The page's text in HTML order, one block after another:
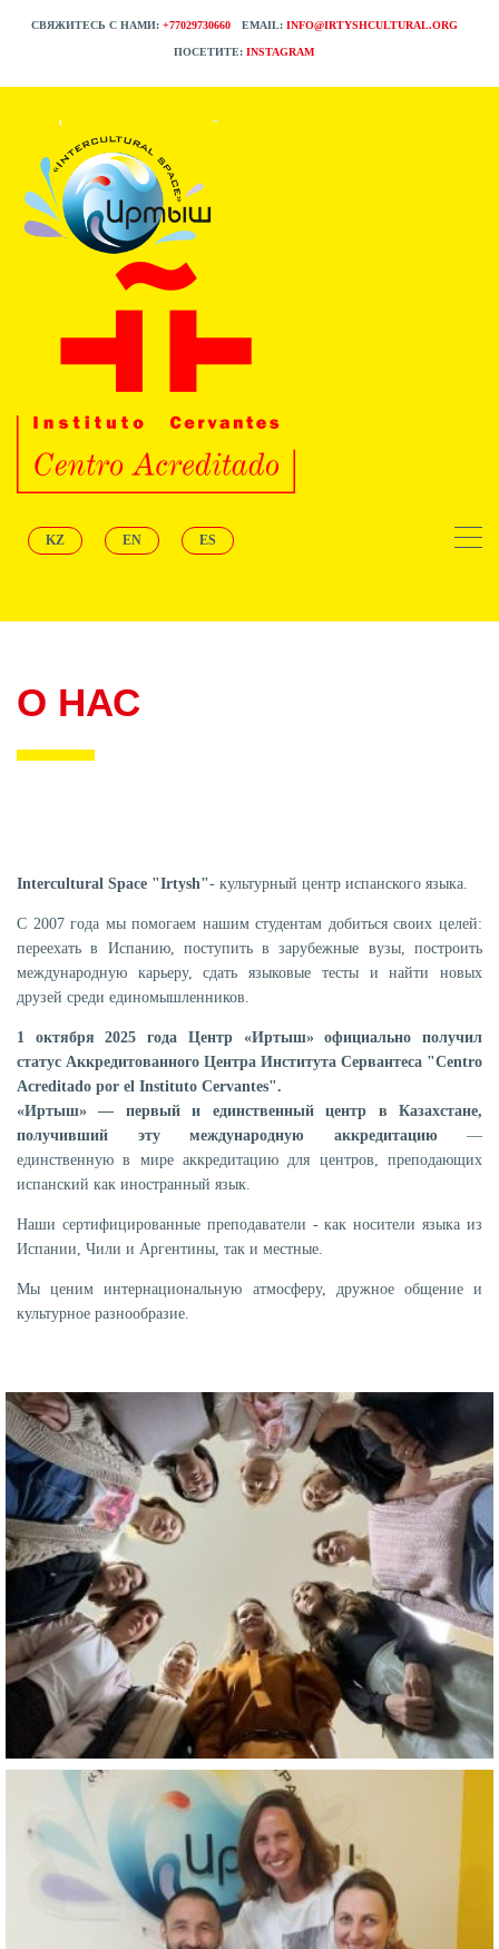
СВЯЖИТЕСЬ С НАМИ: +77029730660 EMAIL: INFO@IRTYSHCULTURAL.ORG
ПОСЕТИТЕ: INSTAGRAM
KZ EN ES
О НАС
Intercultural Space "Irtysh"- культурный центр испанского языка.
С 2007 года мы помогаем нашим студентам добиться своих целей:
переехать в Испанию, поступить в зарубежные вузы, построить
международную карьеру, сдать языковые тесты и найти новых
друзей среди единомышленников.
1 октября 2025 года Центр «Иртыш» официально получил
статус Аккредитованного Центра Института Сервантеса "Centro
Acreditado por el Instituto Cervantes".
«Иртыш» — первый и единственный центр в Казахстане,
получивший эту международную аккредитацию—
единственную в мире аккредитацию для центров, преподающих
испанский как иностранный язык.
Наши сертифицированные преподаватели - как носители языка из
Испании, Чили и Аргентины, так и местные.
Мы ценим интернациональную атмосферу, дружное общение и
культурное разнообразие.